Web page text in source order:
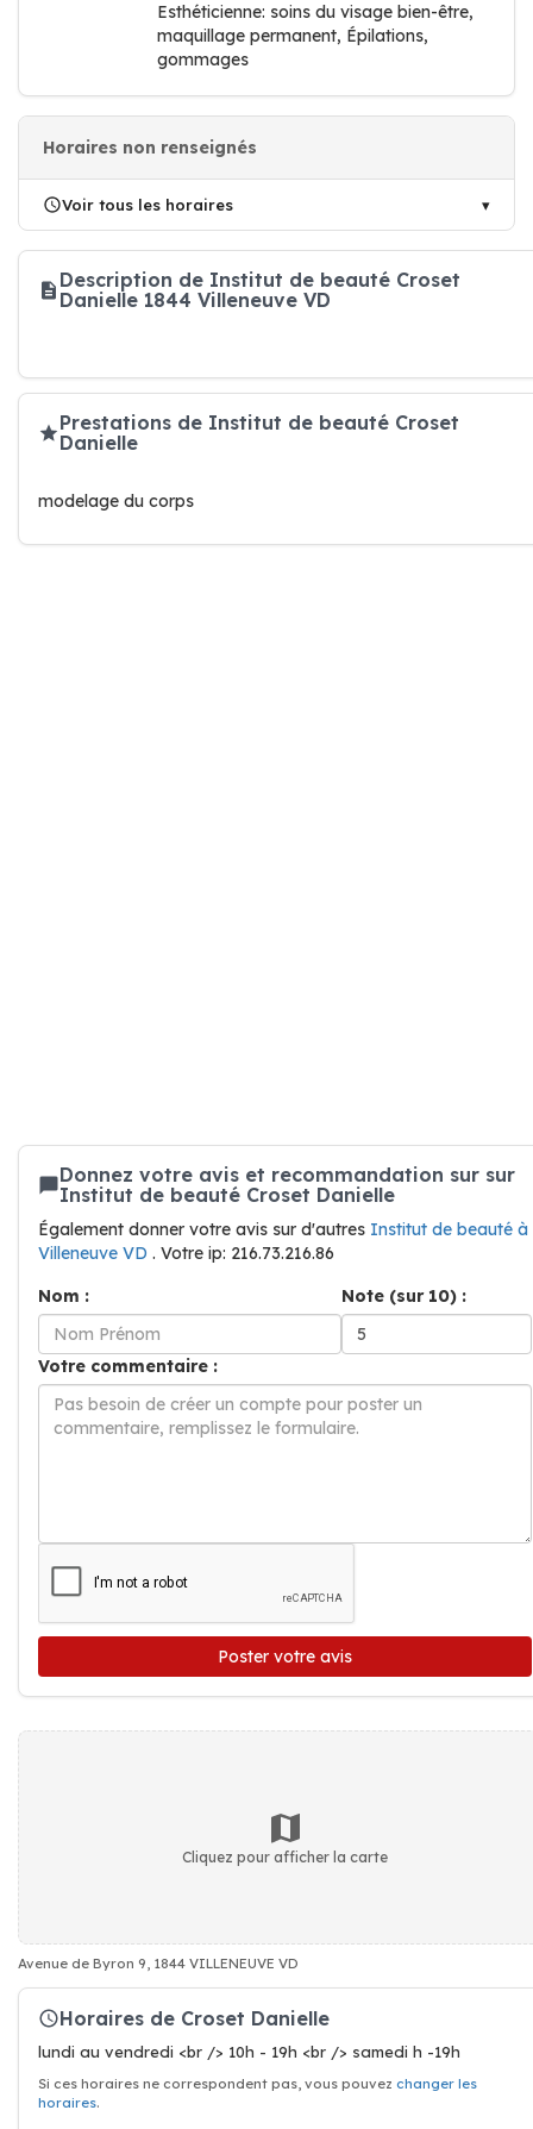
Esthéticienne: soins du visage bien-être,
maquillage permanent, Épilations,
gommages
Horaires non renseignés
Voir tous les horaires
Description de Institut de beauté Croset
Danielle 1844 Villeneuve VD
Prestations de Institut de beauté Croset
Danielle
modelage du corps
Donnez votre avis et recommandation sur sur
Institut de beauté Croset Danielle
Également donner votre avis sur d'autres Institut de beauté à
Villeneuve VD . Votre ip: 216.73.216.86
Nom :
Note (sur 10) :
Votre commentaire :
Poster votre avis
Cliquez pour afficher la carte
Avenue de Byron 9, 1844 VILLENEUVE VD
Horaires de Croset Danielle
lundi au vendredi <br /> 10h - 19h <br /> samedi h -19h
Si ces horaires ne correspondent pas, vous pouvez changer les
horaires.